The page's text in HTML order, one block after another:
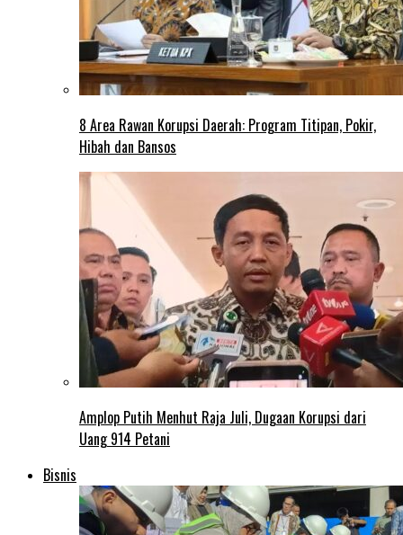
8 Area Rawan Korupsi Daerah: Program Titipan, Pokir,
Hibah dan Bansos
Amplop Putih Menhut Raja Juli, Dugaan Korupsi dari
Uang 914 Petani
Bisnis